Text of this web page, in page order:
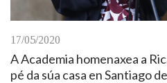
17/05/2020
A Academia homenaxea a
pé da súa casa en Santiago